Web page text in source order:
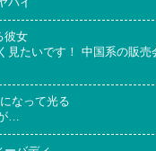
彼女
見たいです！ 中国系の販売
なって光る
…